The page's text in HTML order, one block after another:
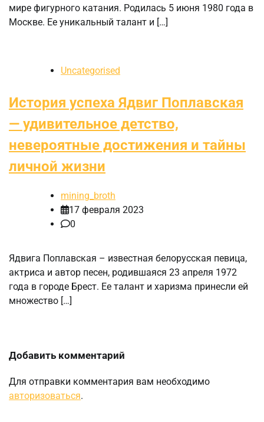
мире фигурного катания. Родилась 5 июня 1980 года в
Москве. Ее уникальный талант и […]
Uncategorised
История успеха Ядвиг Поплавская
— удивительное детство,
невероятные достижения и тайны
личной жизни
mining_broth
17 февраля 2023
0
Ядвига Поплавская – известная белорусская певица,
актриса и автор песен, родившаяся 23 апреля 1972
года в городе Брест. Ее талант и харизма принесли ей
множество […]
Добавить комментарий
Для отправки комментария вам необходимо
авторизоваться.